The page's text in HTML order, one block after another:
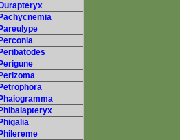
Pachycnemia
Pareulype
Perconia
Peribatodes
Perigune
Perizoma
Petrophora
Phaiogramma
Phibalapteryx
Phigalia
Philereme